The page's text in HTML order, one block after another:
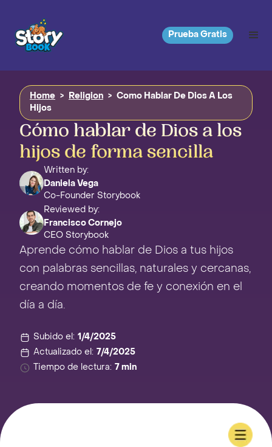
Prueba Gratis
Home > Religion >
Como Hablar De Dios A Los
Hijos
Cómo hablar de Dios a los
hijos de forma sencilla
Written by:
Daniela Vega
Co-Founder Storybook
Reviewed by:
Francisco Cornejo
CEO Storybook
Aprende cómo hablar de Dios a tus hijos
con palabras sencillas, naturales y cercanas,
creando momentos de fe y conexión en el
día a día.
Subido el: 1/4/2025
Actualizado el: 7/4/2025
Tiempo de lectura: 7 min